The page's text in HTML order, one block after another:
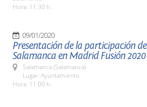
Hora: 11:30 h.
09/01/2020
Presentación de la participación de
Salamanca en Madrid Fusión 2020
Salamanca (Salamanca)
Lugar: Ayuntamiento
Hora: 11:00 h.